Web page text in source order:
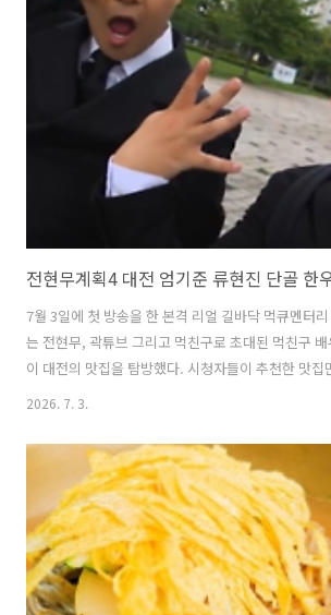
1. 미운우리새끼 미우새 린 케이윌 왕쑥뜸방은 어디
미우새 린 케이윌 편에서 린과 케이윌이 방문했던
동에 위치한 '그린 왕쑥뜸방'으로 추정된다. 이곳은
방송에서 소개된 곳으로 10년 넘게 전통적인 방식의
7월 3일에 첫 방송을 한 본격 리얼 길바닥 먹큐멘터
는 전현무, 곽튜브 그리고 먹친구로 초대된 먹친구
이 대전의 맛집을 탐방했다. 시청자들이 추천한 맛집
자계획'을 테마로 진행된 이번 방송에서 대미를 장식
크와 한우 먹방을 이어나갔다. 특히 마지막에 방문한
먹친구로 함께한 배우 엄기준이 직접 추천한 맛집이
욱 큰 관심을 끌었다. 이번 글에서는 전현무계획4 첫
곽튜브, 엄기준, 류수영이 방문한 대전의 한우 맛집
맛집에 대해 자세히 알아본다. 1. 전현무계획4 대전 엄
소..
2026. 7. 3.